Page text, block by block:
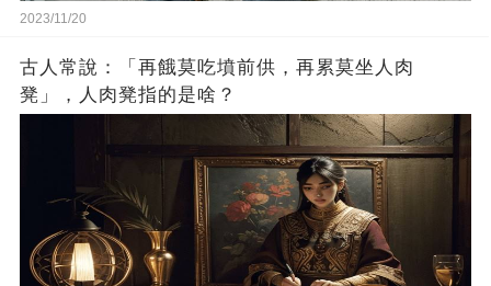
2023/11/20
古人常說：「再餓莫吃墳前供，再累莫坐人肉
凳」，人肉凳指的是啥？